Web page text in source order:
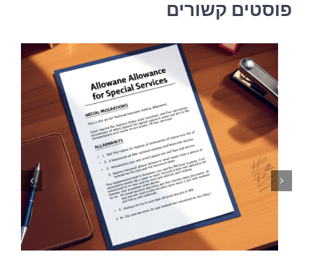
פוסטים קשורים